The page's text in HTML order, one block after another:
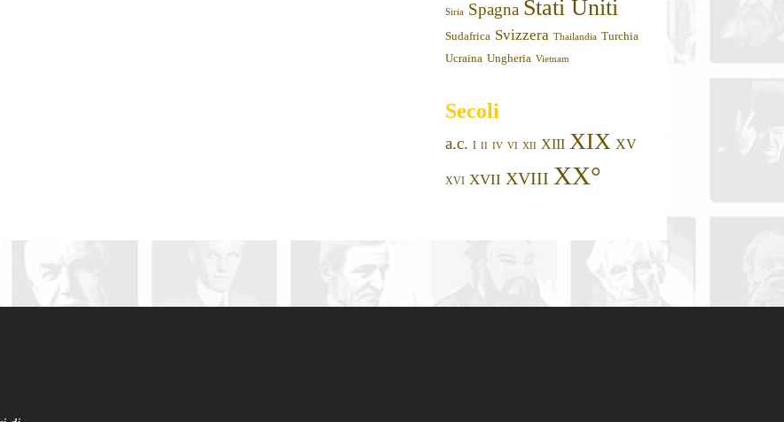
Siria Spagna Stati Uniti
Sudafrica Svizzera Thailandia Turchia
Ucraina Ungheria Vietnam
Secoli
a.c. I II IV VI XII XIII XIX XV
XVI XVII XVIII XX°